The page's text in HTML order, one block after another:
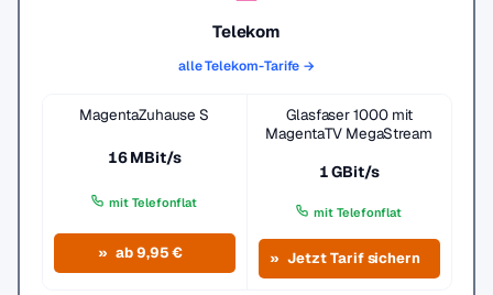
Telekom
alle Telekom-Tarife →
MagentaZuhause S
16 MBit/s
mit Telefonflat
ab 9,95 €
Glasfaser 1000 mit
MagentaTV MegaStream
1 GBit/s
mit Telefonflat
Jetzt Tarif sichern